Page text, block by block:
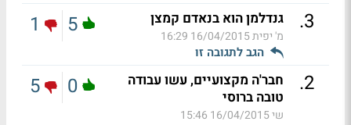
3
. גנדלמן הוא בנאדם קמצן
מ' יפית16/04/2015 16:29
הגב לתגובה זו
5
1
2
.
חבר'ה מקצועיים, עשו עבודה
טובה ברוסי
שי16/04/2015 15:46
0
5